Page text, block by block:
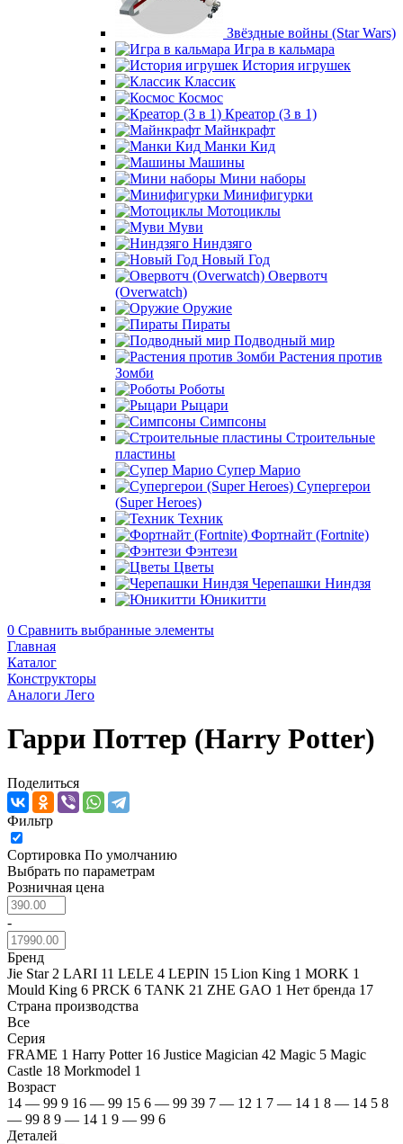
Звёздные войны (Star Wars)
Игра в кальмара
История игрушек
Классик
Космос
Креатор (3 в 1)
Майнкрафт
Манки Кид
Машины
Мини наборы
Минифигурки
Мотоциклы
Муви
Ниндзяго
Новый Год
Овервотч
(Overwatch)
Оружие
Пираты
Подводный мир
Растения против
Зомби
Роботы
Рыцари
Симпсоны
Строительные
пластины
Супер Марио
Супергерои
(Super Heroes)
Техник
Фортнайт (Fortnite)
Фэнтези
Цветы
Черепашки Ниндзя
Юникитти
0 Сравнить выбранные элементы
Главная
Каталог
Конструкторы
Аналоги Лего
Гарри Поттер (Harry Potter)
Поделиться
Фильтр
Сортировка По умолчанию
Выбрать по параметрам
Розничная цена
-
Бренд
Jie Star 2 LARI 11 LELE 4 LEPIN 15 Lion King 1 MORK 1
Mould King 6 PRCK 6 TANK 21 ZHE GAO 1 Нет бренда 17
Страна производства
Все
Серия
FRAME 1 Harry Potter 16 Justice Magician 42 Magic 5 Magic
Castle 18 Morkmodel 1
Возраст
14 — 99 9 16 — 99 15 6 — 99 39 7 — 12 1 7 — 14 1 8 — 14 5 8
— 99 8 9 — 14 1 9 — 99 6
Деталей